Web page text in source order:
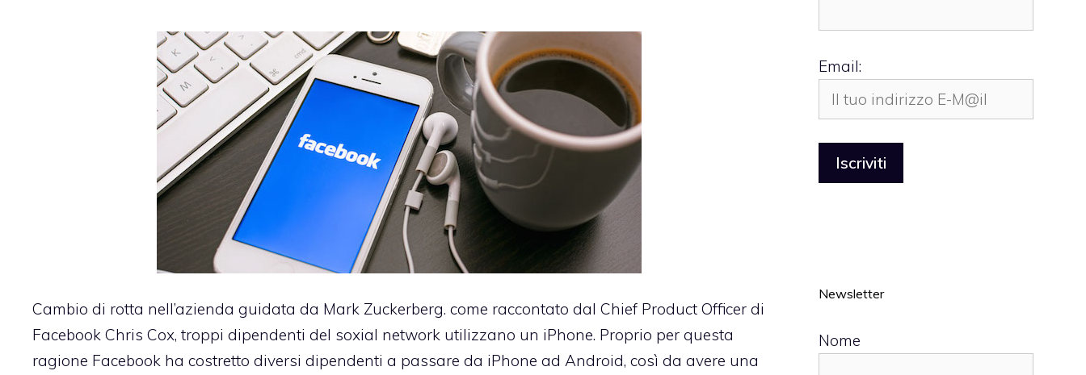
Cambio di rotta nell’azienda guidata da Mark Zuckerberg. come raccontato dal Chief Product Officer di
Facebook Chris Cox, troppi dipendenti del soxial network utilizzano un iPhone. Proprio per questa
ragione Facebook ha costretto diversi dipendenti a passare da iPhone ad Android, così da avere una
Email:
Newsletter
Nome